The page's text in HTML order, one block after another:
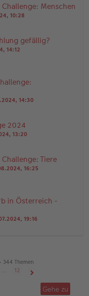
Menschen
10:28
gefällig?
14:12
14:30
2024
13:20
Tiere
16:25
in Österreich -
19:16
• 344 Themen
…
12
Gehe zu